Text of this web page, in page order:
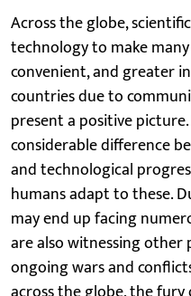
Across the globe,
technology to make
convenient, and greater
countries due to
present a positive
considerable difference
and technological
humans adapt to these.
may end up facing
are also witnessing other
ongoing wars and